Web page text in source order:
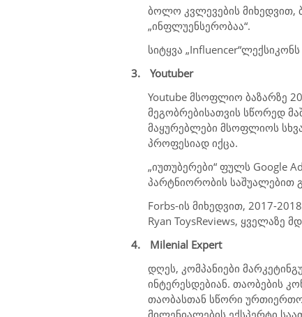
ბოლო კვლევების მიხედვით,
„ინფლუენსერობაა“.
სიტყვა „Influencer“
3.
Youtuber
Youtube მსოფლიო ბაზარზე
მეგობრებისათვის სწორედ
მაყურებლები მსოფლიოს
პროფესიად იქცა.
„იუთუბერები“ ფულს Google
პარტნიორობის საშუალებით
Forbs-ის მიხედვით, 2017-
Ryan ToysReviews, ყველაზე
4.
Milenial Expert
დღეს, კომპანიები
ინტერესდებიან. თაობების
თაობასთან სწორი
მილენიალების ექსპერტი